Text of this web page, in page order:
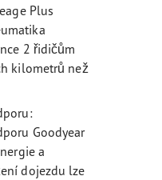
Plus
2 řidičům
kilometrů než
Goodyear
a
dojezdu lze